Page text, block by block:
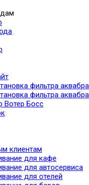
фильтра
фильтра
Вотер Босс
клиентам
для кафе
для автосервиса
для отелей